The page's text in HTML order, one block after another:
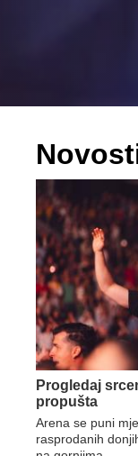
Progledaj
propušta
Arena se puni
rasprodanih